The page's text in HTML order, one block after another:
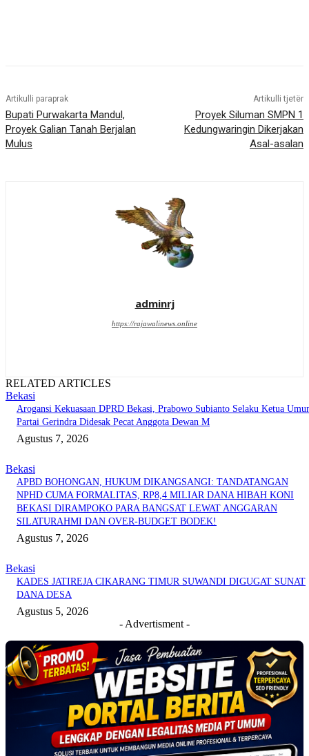
Artikulli paraprak
Bupati Purwakarta Mandul,
Proyek Galian Tanah Berjalan
Mulus
Artikulli tjetër
Proyek Siluman SMPN 1
Kedungwaringin Dikerjakan
Asal-asalan
adminrj
https://rajawalinews.online
RELATED ARTICLES
Bekasi
Arogansi Kekuasaan DPRD Bekasi, Prabowo Subianto Selaku Ketua
Partai Gerindra Didesak Pecat Anggota Dewan M
Agustus 7, 2026
Bekasi
APBD BOHONGAN, HUKUM DIKANGSANGI: TANDATANGAN
NPHD CUMA FORMALITAS, RP8,4 MILIAR DANA HIBAH KONI
BEKASI DIRAMPOKO PARA BANGSAT LEWAT ANGGARAN
SILATURAHMI DAN OVER-BUDGET BODEK!
Agustus 7, 2026
Bekasi
KADES JATIREJA CIKARANG TIMUR SUWANDI DIGUGAT SUNAT
DANA DESA
Agustus 5, 2026
- Advertisment -